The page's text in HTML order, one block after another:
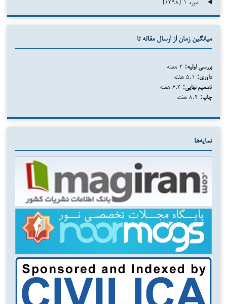
میانگین زمان از ارسال مقاله تا
بررسی اولیه:
داوری:
تصمیم نهایی:
چاپ:
نمایه‌ها